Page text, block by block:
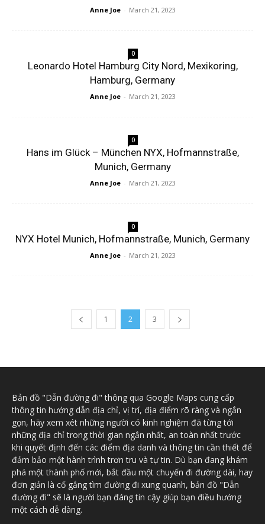
Anne Joe - March 21, 2023
0
Leonardo Hotel Hamburg City Nord, Mexikoring,
Hamburg, Germany
Anne Joe - March 21, 2023
0
Hans im Glück – München NYX, Hofmannstraße,
Munich, Germany
Anne Joe - March 21, 2023
0
NYX Hotel Munich, Hofmannstraße, Munich, Germany
Anne Joe - March 21, 2023
1 2 3
Bản đồ "Dẫn đường đi" thông qua Google Maps cung cấp
thông tin hướng dẫn địa chỉ, vị trí, địa điểm rõ ràng và ngắn
gọn, hãy xem xét những người có kinh nghiệm đã từng tới
những địa chỉ trong thời gian ngắn nhất, an toàn nhất trước
khi quyết định đến các điểm địa danh và thông tin cần thiết để
đảm bảo một hành trình trơn tru và tự tin. Dù bạn đang khám
phá một thành phố mới, bắt đầu một chuyến đi đường dài, hay
đơn giản là cố gắng tìm đường đi xung quanh, bản đồ "Dẫn
đường đi" sẽ là người bạn đáng tin cậy giúp bạn điều hướng
một cách dễ dàng.